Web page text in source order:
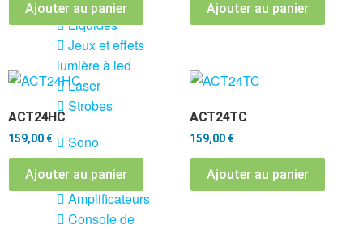
Liquides
Jeux et effets
lumière à led
Laser
Strobes
Sono
Enceintes
Amplificateurs
Console de
Ajouter au panier Ajouter au panier
ACT24HC
159,00 €
Ajouter au panier
ACT24TC
159,00 €
Ajouter au panier